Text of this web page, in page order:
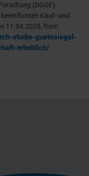
(DGOF).
Kauf- und
11.04.2025, from
studie-guetesiegel-
erheblich/